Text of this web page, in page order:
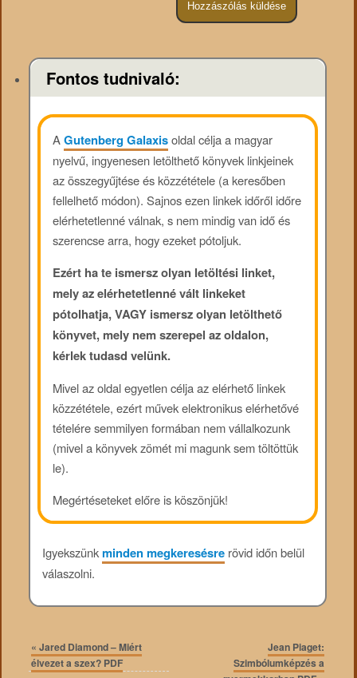
Fontos tudnivaló:
AGutenberg Galaxisoldal célja a magyar
nyelvű, ingyenesen letölthető könyvek linkjeinek
az összegyűjtése és közzététele (a keresőben
fellelhető módon). Sajnos ezen linkek időről időre
elérhetetlenné válnak, s nem mindig van idő és
szerencse arra, hogy ezeket pótoljuk.
Ezért ha te ismersz olyan letöltési linket,
mely az elérhetetlenné vált linkeket
pótolhatja, VAGY ismersz olyan letölthető
könyvet, mely nem szerepel az oldalon,
kérlek tudasd velünk.
Mivel az oldal egyetlen célja az elérhető linkek
közzététele, ezért művek elektronikus elérhetővé
tételére semmilyen formában nem vállalkozunk
(mivel a könyvek zömét mi magunk sem töltöttük
le).
Megértéseteket előre is köszönjük!
Igyekszünkminden megkeresésrerövid időn belül
válaszolni.
« Jared Diamond – Miért
élvezet a szex? PDF
Jean Piaget:
Szimbólumképzés a